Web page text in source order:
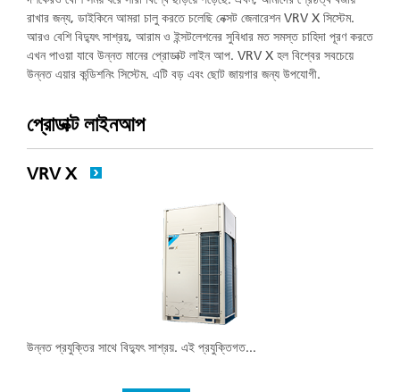
রাখার জন্য, ডাইকিনে আমরা চালু করতে চলেছি নেক্সট জেনারেশন VRV X সিস্টেম.
আরও বেশি বিদ্যুৎ সাশ্রয়, আরাম ও ইন্সটলেশনের সুবিধার মত সমস্ত চাহিদা পূরণ করতে
এখন পাওয়া যাবে উন্নত মানের প্রোডাক্ট লাইন আপ. VRV X হল বিশ্বের সবচেয়ে
উন্নত এয়ার কন্ডিশনিং সিস্টেম. এটি বড় এবং ছোট জায়গার জন্য উপযোগী.
প্রোডাক্ট লাইনআপ
VRV X
উন্নত প্রযুক্তির সাথে বিদ্যুৎ সাশ্রয়. এই প্রযুক্তিগত...